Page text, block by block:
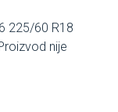
225/60 R18
nije